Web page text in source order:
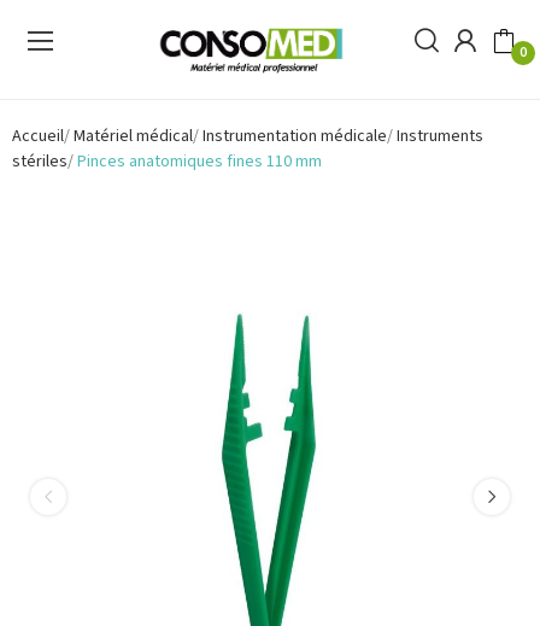
0
Accueil Matériel médical Instrumentation médicale Instruments
stériles Pinces anatomiques fines 110 mm